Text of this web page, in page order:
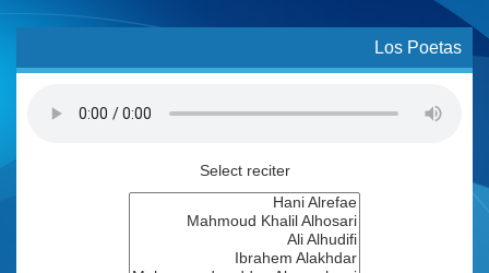
Los Poetas
Select reciter